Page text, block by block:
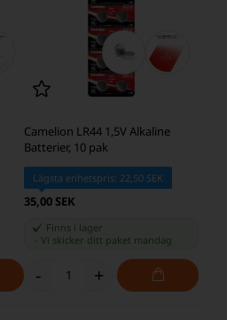
Camelion LR44 1,5V Alkaline
Batterier, 10 pak
Lägsta enhetspris: 22,50 SEK
35,00 SEK
Finns i lager
Vi skicker ditt paket mandag
- +